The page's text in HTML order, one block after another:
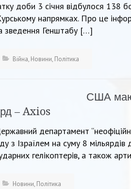
доби 3 січня відбулося 138
напрямках. Про це
зведення Генштабу […]
Війна, Новини, Політика
США
– Axios
департамент
з Ізраїлем на суму 8
гелікоптерів, а також
Новини, Політика